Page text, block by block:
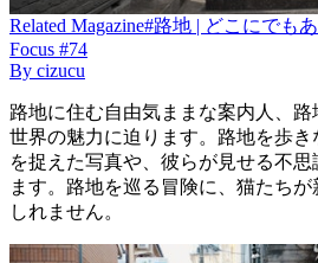
Related Magazine#路地 | どこにでも
Focus #74
By cizucu
路地に住む自由気ままな案内人、
世界の魅力に迫ります。路地を歩
を捉えた写真や、彼らが見せる不
ます。路地を巡る冒険に、猫たち
しれません。